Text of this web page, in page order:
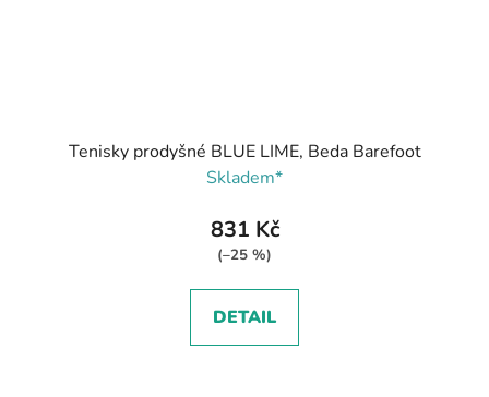
Tenisky prodyšné BLUE LIME, Beda Barefoot
Skladem*
831 Kč
(–25 %)
DETAIL